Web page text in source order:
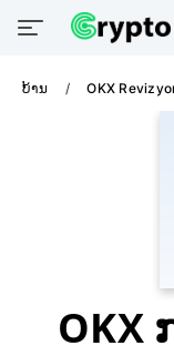
ບ້ານ OKX
OKX